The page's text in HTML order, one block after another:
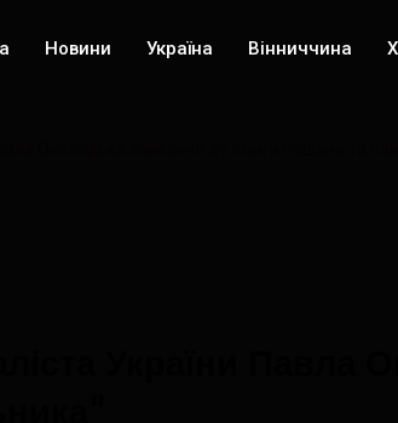
Новини Україна Вінниччина
Околодька занесено до Книги пошани та